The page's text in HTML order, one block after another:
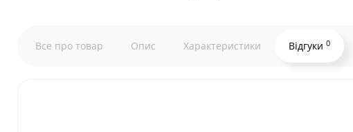
Все про товар Опис Характеристики Відгуки 0